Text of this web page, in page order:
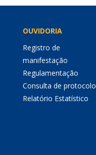
OUVIDORIA
Registro de
manifestação
Regulamentação
Consulta de protocolo
Relatório Estatístico